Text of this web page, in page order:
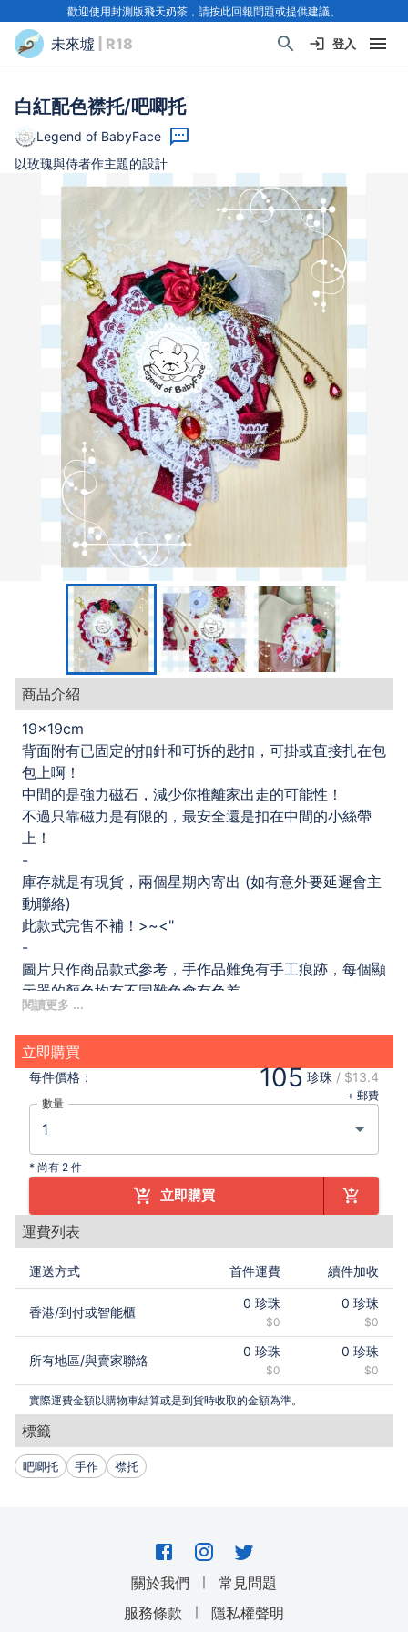
歡迎使用封測版飛天奶茶，請按此回報問題或提供建議。
未來墟 | R18 登入
白紅配色襟托/吧唧托
Legend of BabyFace
以玫瑰與侍者作主題的設計
商品介紹
19x19cm
背面附有已固定的扣針和可拆的匙扣，可掛或直接扎在包
包上啊！
中間的是強力磁石，減少你推離家出走的可能性！
不過只靠磁力是有限的，最安全還是扣在中間的小絲帶
上！
-
庫存就是有現貨，兩個星期內寄出 (如有意外要延遲會主
動聯絡)
此款式完售不補！>~<"
-
圖片只作商品款式參考，手作品難免有手工痕跡，每個顯
示器的顏色均有不同難免會有色差，
印花絲帶圖樣為隨機，如有更換將不作另行通知，
尺寸只作參考之用，實際的尺寸可能因量度方法而有些微
差異，
如對圖樣一致有要求者，請先另行查詢店主或直接於實體
同人攤位選購。
下單即視同默認備註有關事項。恕不接受就已備註事項所
原創設計，手工製作，請勿抄襲及轉載。
IG： @legend_of_babyface
https://www.instagram.com/legend_of_babyface
立即購買
每件價格： 105 珍珠 / $13.4
+ 郵費
數量
* 尚有 2 件
立即購買
運費列表
運送方式 首件運費 續件加收
香港/到付或智能櫃
0 珍珠
$0
0 珍珠
$0
所有地區/與賣家聯絡
0 珍珠
$0
0 珍珠
$0
實際運費金額以購物車結算或是到貨時收取的金額為準。
標籤
吧唧托 手作 襟托
關於我們 ｜
常見問題
服務條款
｜
隱私權聲明